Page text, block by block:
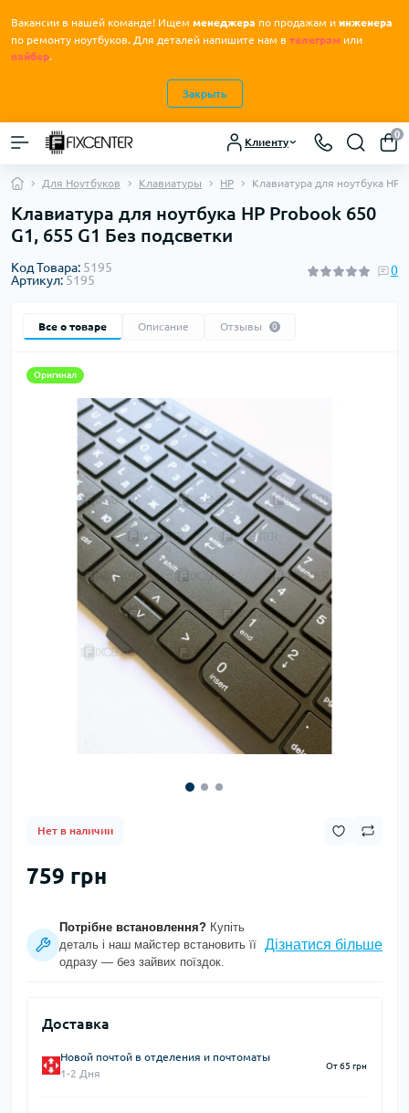
Вакансии в нашей команде! Ищем менеджера по продажам и инженера
по ремонту ноутбуков. Для деталей напишите нам в телеграм или
вайбер.
Закрыть
Клиенту
0
Для Ноутбуков Клавиатуры HP Клавиатура для ноутбука HP
Клавиатура для ноутбука HP Probook 650
G1, 655 G1 Без подсветки
Код Товара: 5195
Артикул: 5195
0
Все о товаре Описание Отзывы 0
Оригинал
Нет в наличии
759 грн
Потрібне встановлення? Купіть
деталь і наш майстер встановить її
одразу — без зайвих поїздок.
Дізнатися більше
Доставка
Новой почтой в отделения и почтоматы
1-2 Дня
От 65 грн